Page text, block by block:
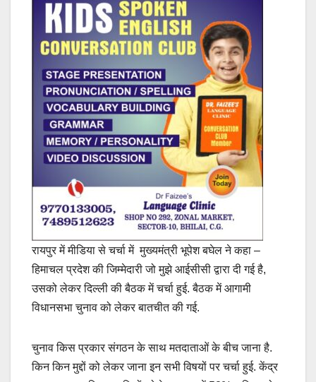
रायपुर में मीडिया से चर्चा में मुख्यमंत्री भूपेश बघेल ने कहा –
हिमाचल प्रदेश की जिम्मेदारी जो मुझे आईसीसी द्वारा दी गई है,
उसको लेकर दिल्ली की बैठक में चर्चा हुई. बैठक में आगामी
विधानसभा चुनाव को लेकर बातचीत की गई.
चुनाव किस प्रकार संगठन के साथ मतदाताओं के बीच जाना है.
किन किन मुद्दों को लेकर जाना इन सभी विषयों पर चर्चा हुई. केंद्र